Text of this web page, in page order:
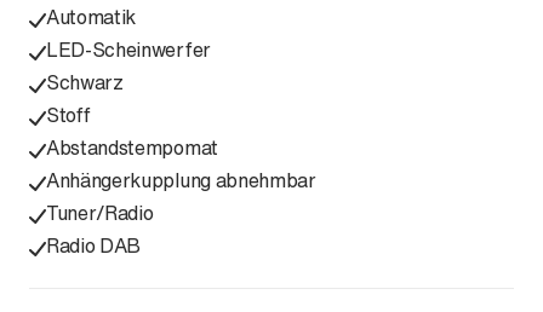
Automatik
LED-Scheinwerfer
Schwarz
Stoff
Abstandstempomat
Anhängerkupplung abnehmbar
Tuner/Radio
Radio DAB